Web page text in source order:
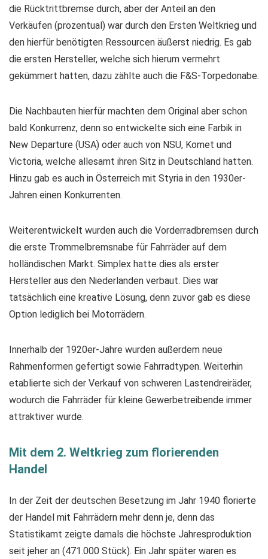
die Rücktrittbremse durch, aber der Anteil an den
Verkäufen (prozentual) war durch den Ersten Weltkrieg und
den hierfür benötigten Ressourcen äußerst niedrig. Es gab
die ersten Hersteller, welche sich hierum vermehrt
gekümmert hatten, dazu zählte auch die F&S-Torpedonabe.
Die Nachbauten hierfür machten dem Original aber schon
bald Konkurrenz, denn so entwickelte sich eine Farbik in
New Departure (USA) oder auch von NSU, Komet und
Victoria, welche allesamt ihren Sitz in Deutschland hatten.
Hinzu gab es auch in Österreich mit Styria in den 1930er-
Jahren einen Konkurrenten.
Weiterentwickelt wurden auch die Vorderradbremsen durch
die erste Trommelbremsnabe für Fahrräder auf dem
holländischen Markt. Simplex hatte dies als erster
Hersteller aus den Niederlanden verbaut. Dies war
tatsächlich eine kreative Lösung, denn zuvor gab es diese
Option lediglich bei Motorrädern.
Innerhalb der 1920er-Jahre wurden außerdem neue
Rahmenformen gefertigt sowie Fahrradtypen. Weiterhin
etablierte sich der Verkauf von schweren Lastendreiräder,
wodurch die Fahrräder für kleine Gewerbetreibende immer
attraktiver wurde.
Mit dem 2. Weltkrieg zum florierenden
Handel
In der Zeit der deutschen Besetzung im Jahr 1940 florierte
der Handel mit Fahrrädern mehr denn je, denn das
Statistikamt zeigte damals die höchste Jahresproduktion
seit jeher an (471.000 Stück). Ein Jahr später waren es